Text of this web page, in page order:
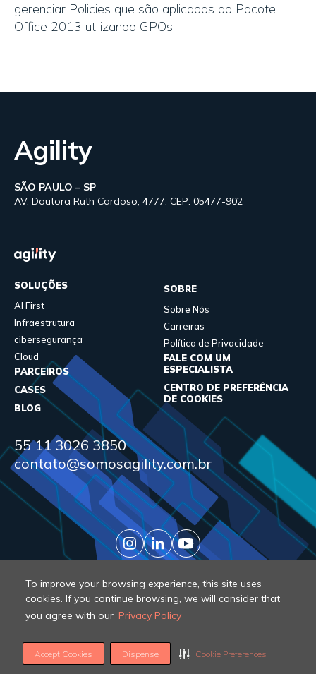
To improve your browsing experience, this site uses
cookies. If you continue browsing, we will consider that
you agree with our Privacy Policy
Accept Cookies Dispense Cookie Preferences
gerenciar Policies que são aplicadas ao Pacote
Office 2013 utilizando GPOs.
Agility
SÃO PAULO – SP
AV. Doutora Ruth Cardoso, 4777. CEP: 05477-902
SOLUÇÕES
AI First
Infraestrutura
cibersegurança
Cloud
PARCEIROS
CASES
BLOG
SOBRE
Sobre Nós
Carreiras
Política de Privacidade
FALE COM UM
ESPECIALISTA
CENTRO DE PREFERÊNCIA
DE COOKIES
55 11 3026 3850
contato@somosagility.com.br
© 2026 Agility. All rights reserved.